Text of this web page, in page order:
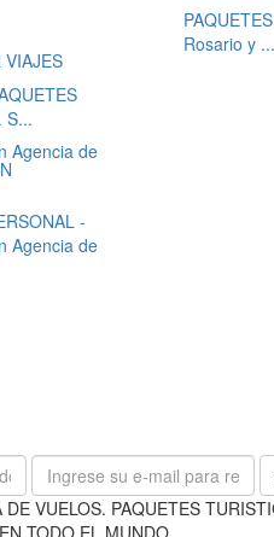
VIAJES
S...
Agencia de
-
Agencia de
Rosario y ...
DE VUELOS. PAQUETES
TODO EL MUNDO.